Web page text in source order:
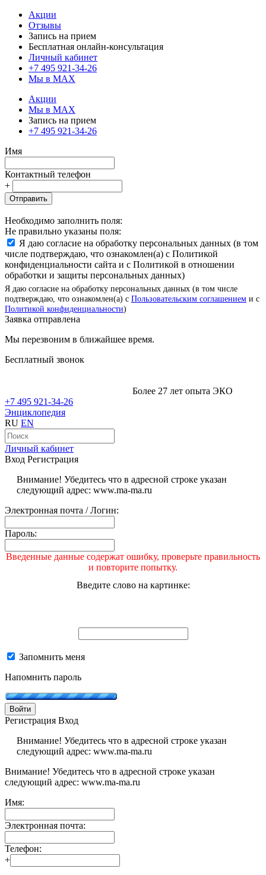
Акции
Отзывы
Запись на прием
Бесплатная онлайн-консультация
Личный кабинет
+7 495 921-34-26
Мы в MAX
Акции
Мы в MAX
Запись на прием
+7 495 921-34-26
Имя
Контактный телефон
+
Отправить
Необходимо заполнить поля:
Не правильно указаны поля:
Я даю согласие на обработку персональных данных (в том
числе подтверждаю, что ознакомлен(а) с Политикой
конфиденциальности сайта и с Политикой в отношении
обработки и защиты персональных данных)
Я даю согласие на обработку персональных данных (в том числе
подтверждаю, что ознакомлен(а) с Пользовательским соглашением и с
Политикой конфиденциальности)
Заявка отправлена
Мы перезвоним в ближайшее время.
Бесплатный звонок
Более 27 лет опыта ЭКО
+7 495 921-34-26
Энциклопедия
RU EN
Личный кабинет
Вход Регистрация
Внимание! Убедитесь что в адресной строке указан
следующий адрес: www.ma-ma.ru
Электронная почта / Логин:
Пароль:
Введенные данные содержат ошибку, проверьте правильность
и повторите попытку.
Введите слово на картинке:
Запомнить меня
Напомнить пароль
Войти
Регистрация Вход
Внимание! Убедитесь что в адресной строке указан
следующий адрес: www.ma-ma.ru
Внимание! Убедитесь что в адресной строке указан
следующий адрес: www.ma-ma.ru
Имя:
Электронная почта:
Телефон:
+